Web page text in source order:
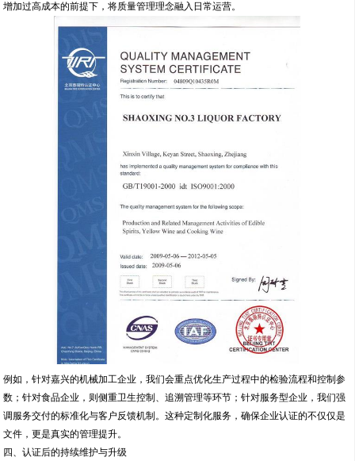
增加过高成本的前提下，将质量管理理念融入日常运营。
例如，针对嘉兴的机械加工企业，我们会重点优化生产过程中的检验流程和控制参
数；针对食品企业，则侧重卫生控制、追溯管理等环节；针对服务型企业，我们强
调服务交付的标准化与客户反馈机制。这种定制化服务，确保企业认证的不仅仅是
文件，更是真实的管理提升。
四、认证后的持续维护与升级